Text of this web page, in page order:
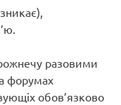
разовими
форумах
обов’язково